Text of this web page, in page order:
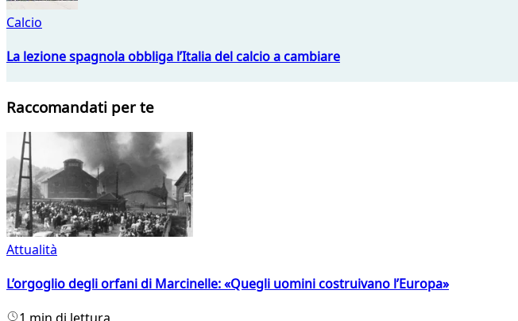
Calcio
La lezione spagnola obbliga l’Italia del calcio a cambiare
Raccomandati per te
Attualità
L’orgoglio degli orfani di Marcinelle: «Quegli uomini costruivano l’Europa»